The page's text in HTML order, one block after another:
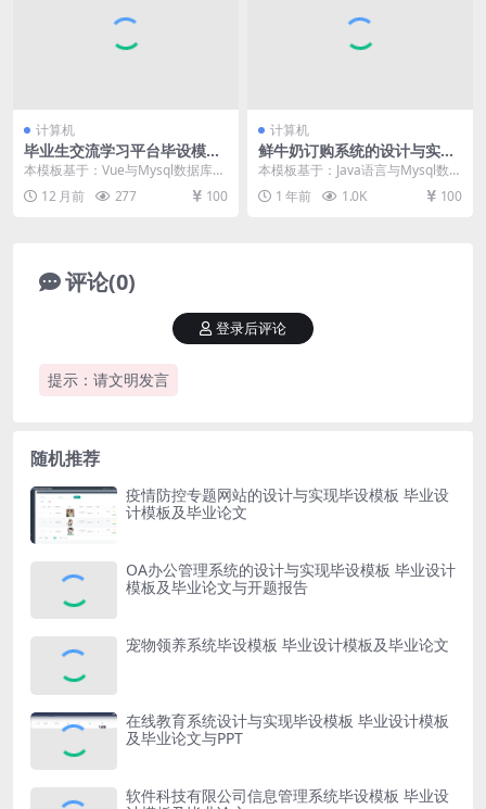
计算机
毕业生交流学习平台毕设模板
毕业设计模板及毕业论文
本模板基于：Vue与Mysql数据库开
发 系统功能实现 学生管理 管理员
管理学生...
12 月前 277 100
计算机
鲜牛奶订购系统的设计与实现
毕设模板 毕业设计模板及毕业
论文与任务书开题报告
本模板基于：Java语言与Mysql数据
库开发 系统功能实现 编程人员在搭
建的开...
1 年前 1.0K 100
评论(0)
提示：请文明发言
登录后评论
随机推荐
疫情防控专题网站的设计与实现毕设模板 毕业设
计模板及毕业论文
OA办公管理系统的设计与实现毕设模板 毕业设计
模板及毕业论文与开题报告
宠物领养系统毕设模板 毕业设计模板及毕业论文
在线教育系统设计与实现毕设模板 毕业设计模板
及毕业论文与PPT
软件科技有限公司信息管理系统毕设模板 毕业设